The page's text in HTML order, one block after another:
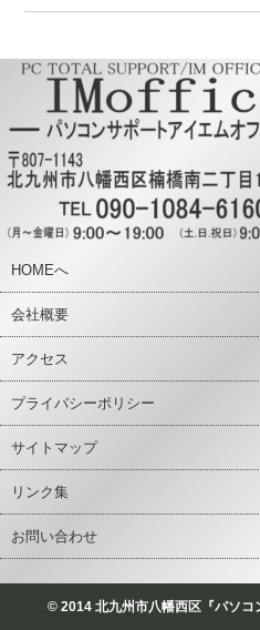
HOMEへ
会社概要
アクセス
プライバシーポリシー
サイトマップ
リンク集
お問い合わせ
© 2014 北九州市八幡西区『パソコ